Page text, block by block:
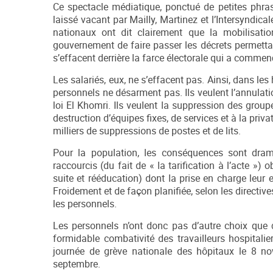
Ce spectacle médiatique, ponctué de petites
laissé vacant par Mailly, Martinez et
nationaux ont dit clairement que la
gouvernement de faire passer les décrets
s’effacent derrière la farce électorale qui a
Les salariés, eux, ne s’effacent pas. Ainsi, dans
personnels ne désarment pas. Ils veulent
loi El Khomri. Ils veulent la suppression des
destruction d’équipes fixes, de services et à la
milliers de suppressions de postes et de lits.
Pour la population, les conséquences sont
raccourcis (du fait de « la tarification à l’acte »)
suite et rééducation) dont la prise en charge leur
Froidement et de façon planifiée, selon les
les personnels.
Les personnels n’ont donc pas d’autre choix
formidable combativité des travailleurs
journée de grève nationale des hôpitaux le 8
septembre.